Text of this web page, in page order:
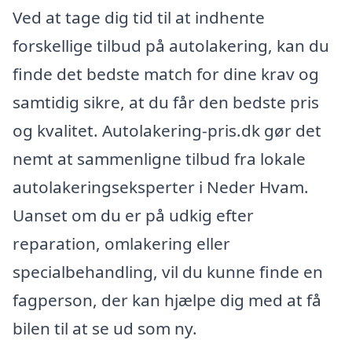
Ved at tage dig tid til at indhente
forskellige tilbud på autolakering, kan du
finde det bedste match for dine krav og
samtidig sikre, at du får den bedste pris
og kvalitet. Autolakering-pris.dk gør det
nemt at sammenligne tilbud fra lokale
autolakeringseksperter i Neder Hvam.
Uanset om du er på udkig efter
reparation, omlakering eller
specialbehandling, vil du kunne finde en
fagperson, der kan hjælpe dig med at få
bilen til at se ud som ny.